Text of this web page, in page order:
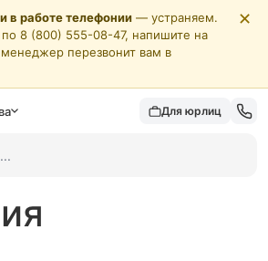
в работе телефонии — устраняем.
8 (800) 555-08-47, напишите на
перезвонит вам в
✕
Для юрлиц